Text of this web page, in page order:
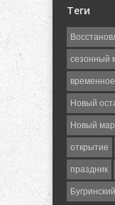
Теги
сезонный
Новый
Новый
открытие
праздник